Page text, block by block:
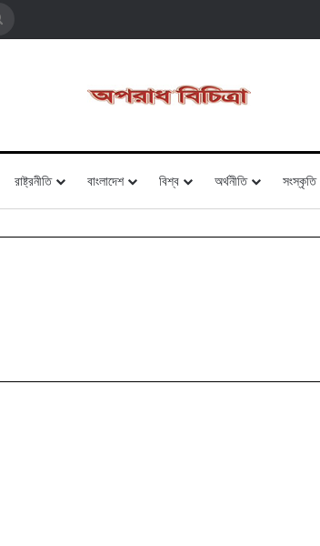
রাষ্ট্রনীতি বাংলাদেশ বিশ্ব অর্থনীতি সংস্কৃতি